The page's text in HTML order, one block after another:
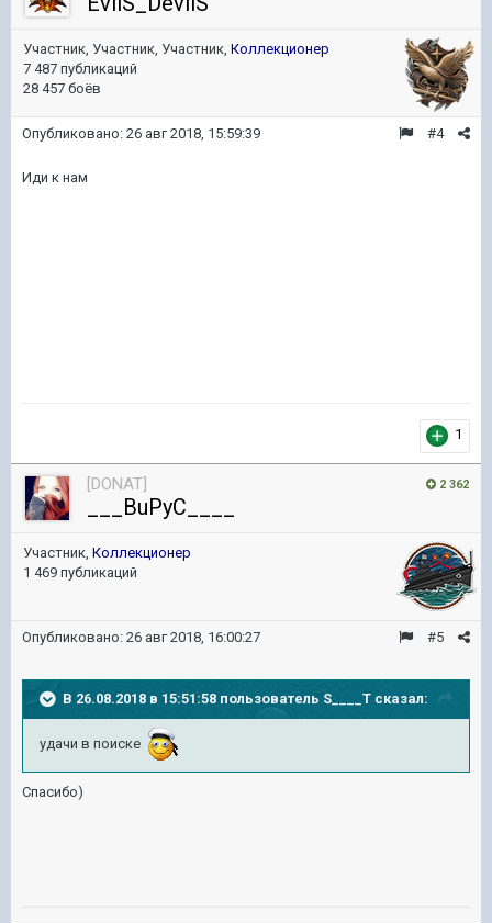
Участник, Участник, Участник, Коллекционер
7 487 публикаций
28 457 боёв
#4
Опубликовано: 26 авг 2018, 15:59:39
Иди к нам
1
2 362
[DONAT]
___BuPyC____
Участник, Коллекционер
1 469 публикаций
#5
Опубликовано: 26 авг 2018, 16:00:27
В 26.08.2018 в 15:51:58 пользователь S____T сказал:
удачи в поиске
Спасибо)